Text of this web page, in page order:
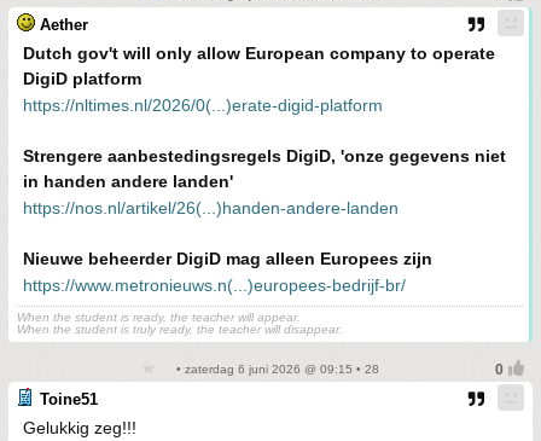
Aether
Dutch gov't will only allow European company to operate
DigiD platform
https://nltimes.nl/2026/0(...)erate-digid-platform
Strengere aanbestedingsregels DigiD, 'onze gegevens niet
in handen andere landen'
https://nos.nl/artikel/26(...)handen-andere-landen
Nieuwe beheerder DigiD mag alleen Europees zijn
https://www.metronieuws.n(...)europees-bedrijf-br/
When the student is ready, the teacher will appear.
When the student is truly ready, the teacher will disappear.
• zaterdag 6 juni 2026 @ 09:15 • 28
Toine51
Gelukkig zeg!!!